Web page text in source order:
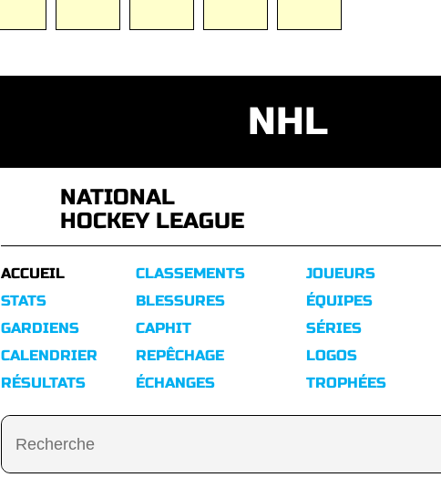
NHL
NATIONAL
HOCKEY LEAGUE
ACCUEIL
STATS
GARDIENS
CALENDRIER
RÉSULTATS
CLASSEMENTS
BLESSURES
CAPHIT
REPÊCHAGE
ÉCHANGES
JOUEURS
ÉQUIPES
SÉRIES
LOGOS
TROPHÉES